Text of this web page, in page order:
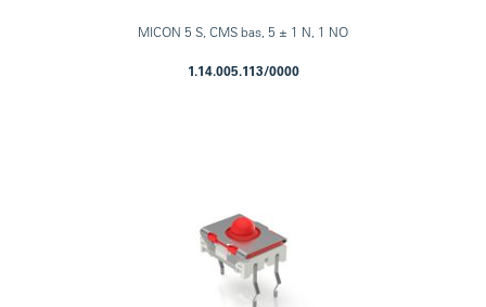
MICON 5 S, CMS bas, 5 ± 1 N, 1 NO
1.14.005.113/0000